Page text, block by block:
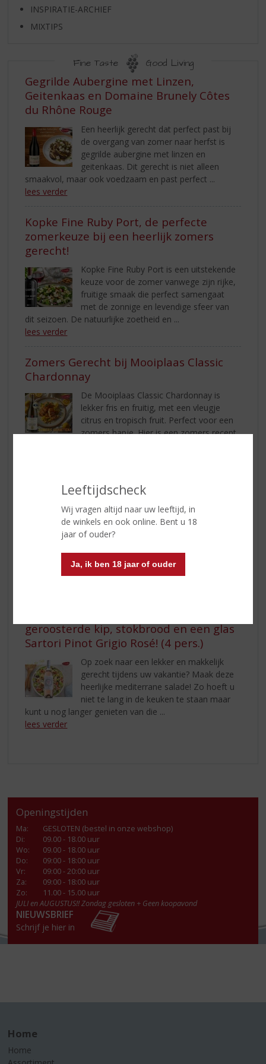
Leeftijdscheck
Wij vragen altijd naar uw leeftijd, in
de winkels en ook online. Bent u 18
jaar of ouder?
Ja, ik ben 18 jaar of ouder
INSPIRATIE-ARCHIEF
MIXTIPS
Fine Taste Good Living
INSPIRATIE
Gegrilde Aubergine met Linzen,
Geitenkaas en Domaine Brunely Côtes
du Rhône Rouge
Een heerlijk gerecht dat perfect past bij
de overgang van zomer naar herfst is
gegrilde aubergine met linzen en
geitenkaas. Dit gerecht is niet alleen
smaakvol, maar ook voedzaam en past perfect ...
lees verder
Kopke Fine Ruby Port, de perfecte
zomerkeuze bij een heerlijk zomers
gerecht!
Kopke Fine Ruby Port is een uitstekende
keuze voor de zomer vanwege zijn rijke,
fruitige smaak die perfect samengaat
met de zonnige en levendige sfeer van
dit seizoen. De natuurlijke zoetheid en ...
lees verder
Zomers Gerecht bij Mooiplaas Classic
Chardonnay
De Mooiplaas Classic Chardonnay is
lekker fris en fruitig, met een vleugje
citrus en tropisch fruit. Perfect voor een
zomers hapje. Hier is een zomers recept
Zomerse Salade met Dopff au Moulin
De warme zomeravonden vragen om
een verfrissend gerecht dat perfect
Moulin Pinot Gris. Deze wijn, afkomstig
uit de Elzas-regio in Frankrijk, staat bekend om zijn ...
geroosterde kip, stokbrood en een glas
Sartori Pinot Grigio Rosé! (4 pers.)
Op zoek naar een lekker en makkelijk
gerecht tijdens uw vakantie? Maak deze
heerlijke mediterrane salade! Zo hoeft u
niet te lang in de keuken te staan maar
kunt u nog langer genieten van die ...
lees verder
Openingstijden
Ma:
GESLOTEN (bestel in onze webshop)
Di:
09.00 - 18.00 uur
Wo:
09.00 - 18.00 uur
Do:
09:00 - 18:00 uur
Vr:
09:00 - 20:00 uur
Za:
09:00 - 18:00 uur
Zo:
11.00 - 15.00 uur
JULI en AUGUSTUS!! Zondag gesloten + Geen koopavond
NIEUWSBRIEF
Schrijf je hier in
Home
Home